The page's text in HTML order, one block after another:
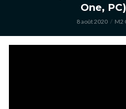
One, PC)
8 août 2020 M2